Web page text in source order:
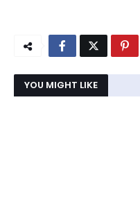
YOU MIGHT LIKE